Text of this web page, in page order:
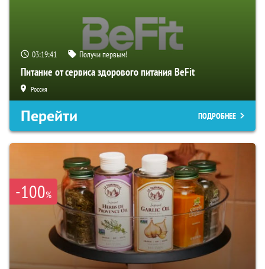
03:19:40 Получи первым!
Питание от сервиса здорового питания BeFit
Россия
Перейти ПОДРОБНЕЕ
-100%